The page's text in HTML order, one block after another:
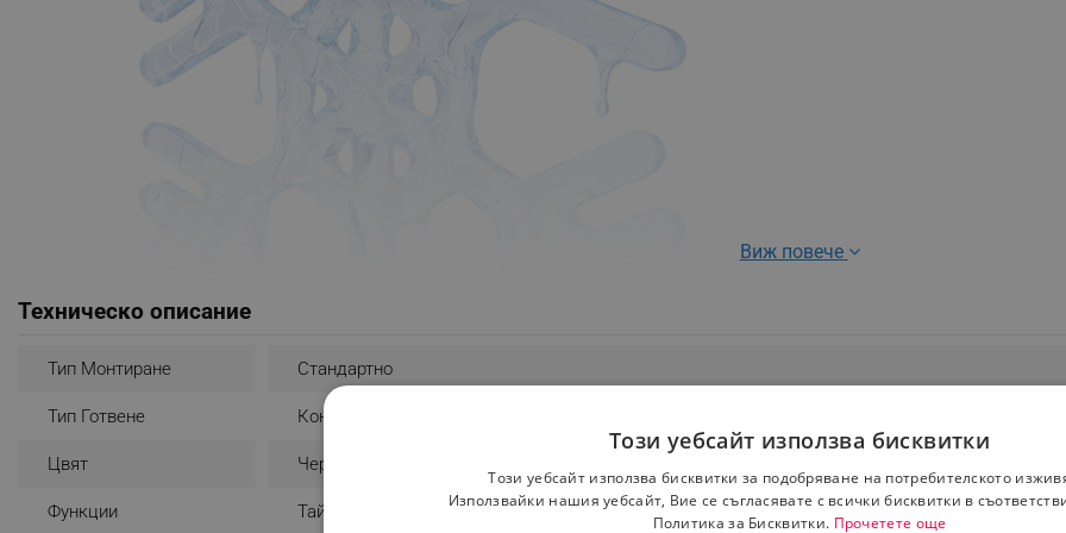
Виж повече
Техническо описание
Тип Монтиране Стандартно
Тип Готвене Конвекционално
Цвят Черен
Функции Таймер
Този уебсайт използва бисквитки
Този уебсайт използва бисквитки за подобряване на потребителското
Използвайки нашия уебсайт, Вие се съгласявате с всички бисквитки в
Политика за Бисквитки. Прочетете още